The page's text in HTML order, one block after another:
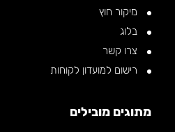
מיקור חוץ
בלוג
צרו קשר
רישום למועדון לקוחות
מתוגים מובילים